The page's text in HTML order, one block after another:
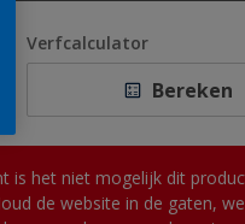
Verfcalculator
Bereken
is het niet mogelijk dit
de website in de gaten, we